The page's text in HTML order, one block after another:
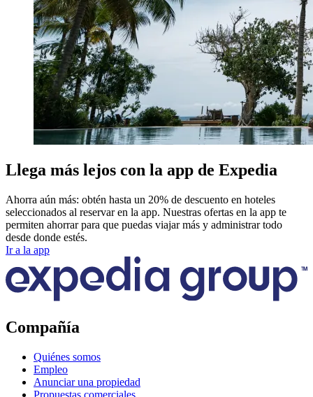
Llega más lejos con la app de Expedia
Ahorra aún más: obtén hasta un 20% de descuento en hoteles
seleccionados al reservar en la app. Nuestras ofertas en la app te
permiten ahorrar para que puedas viajar más y administrar todo
desde donde estés.
Ir a la app
Compañía
Quiénes somos
Empleo
Anunciar una propiedad
Propuestas comerciales